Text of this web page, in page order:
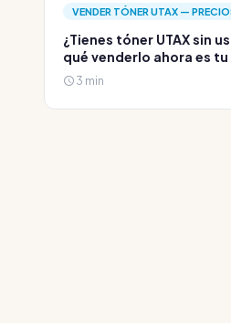
VENDER TÓNER UTAX —
¿Tienes tóner UTAX sin
qué venderlo ahora es
3 min